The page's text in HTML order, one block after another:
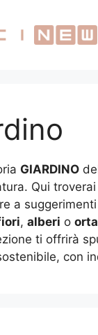
GIARDINO
Qui
a
, alberi o
ti offrirà
con